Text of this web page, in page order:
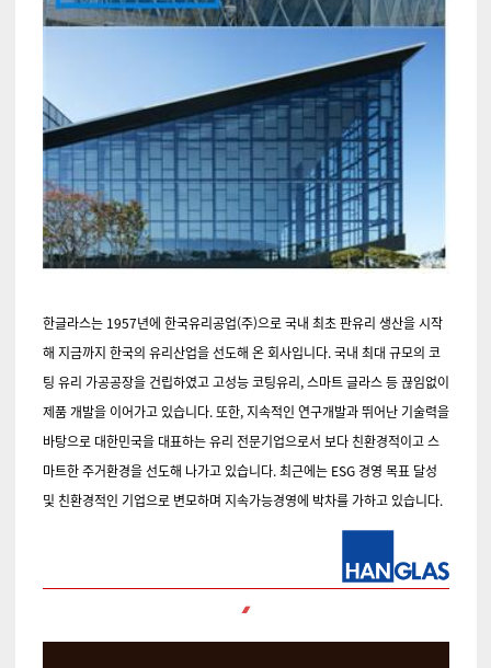
한글라스는 1957년에 한국유리공업(주)으로 국내 최초 판유리 생산을 시작
해 지금까지 한국의 유리산업을 선도해 온 회사입니다. 국내 최대 규모의 코
팅 유리 가공공장을 건립하였고 고성능 코팅유리, 스마트 글라스 등 끊임없이
제품 개발을 이어가고 있습니다. 또한, 지속적인 연구개발과 뛰어난 기술력을
바탕으로 대한민국을 대표하는 유리 전문기업으로서 보다 친환경적이고 스
마트한 주거환경을 선도해 나가고 있습니다. 최근에는 ESG 경영 목표 달성
및 친환경적인 기업으로 변모하며 지속가능경영에 박차를 가하고 있습니다.